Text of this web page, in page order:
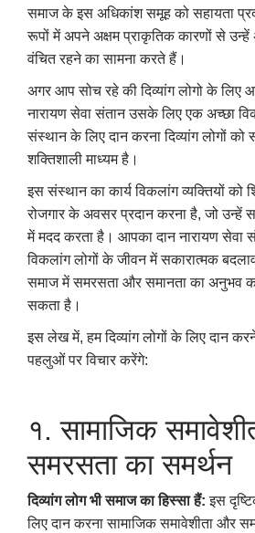
समाज के इस अधिकांश समूह को सहायता
रूपों में अपने अक्षम प्राकृतिक कारणों से
वंचित रहने का सामना करते हैं।
अगर आप सोच रहे की दिव्यांग लोगो के लिए
नारायण सेवा संतान उसके लिए एक अच्छा
संस्थान के लिए दान करनादिव्यांगलोगों को
शक्तिशाली माध्यम है।
इस संस्थान का कार्य विकलांग व्यक्तियों को
रोजगार के अवसर प्रदान करना है, जो उन्हें
में मदद करता है। आपका दान नारायण सेवा
विकलांग लोगों के जीवन में सकारात्मक
समाज में समरसता और समानता का अनुभव
सकता है।
इस लेख में, हम दिव्यांग लोगों के लिए दान
पहलुओं पर विचार करेंगे:
१. सामाजिक
समरसता का समर्थन
दिव्यांग लोग भी समाज का हिस्सा हैं: इस
लिए दान करना सामाजिक समावेशीता और